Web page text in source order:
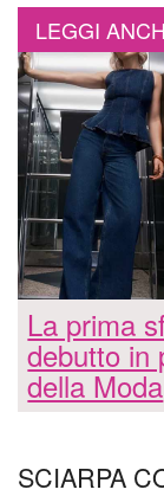
LEGGI
La prima
debutto in
della Moda
SCIARPA